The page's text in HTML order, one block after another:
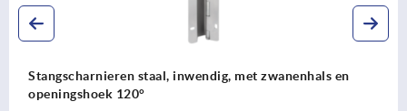
Excenterhefboom rvs met binnendraad en buitendraad,
drukschijf en draadeind rvs